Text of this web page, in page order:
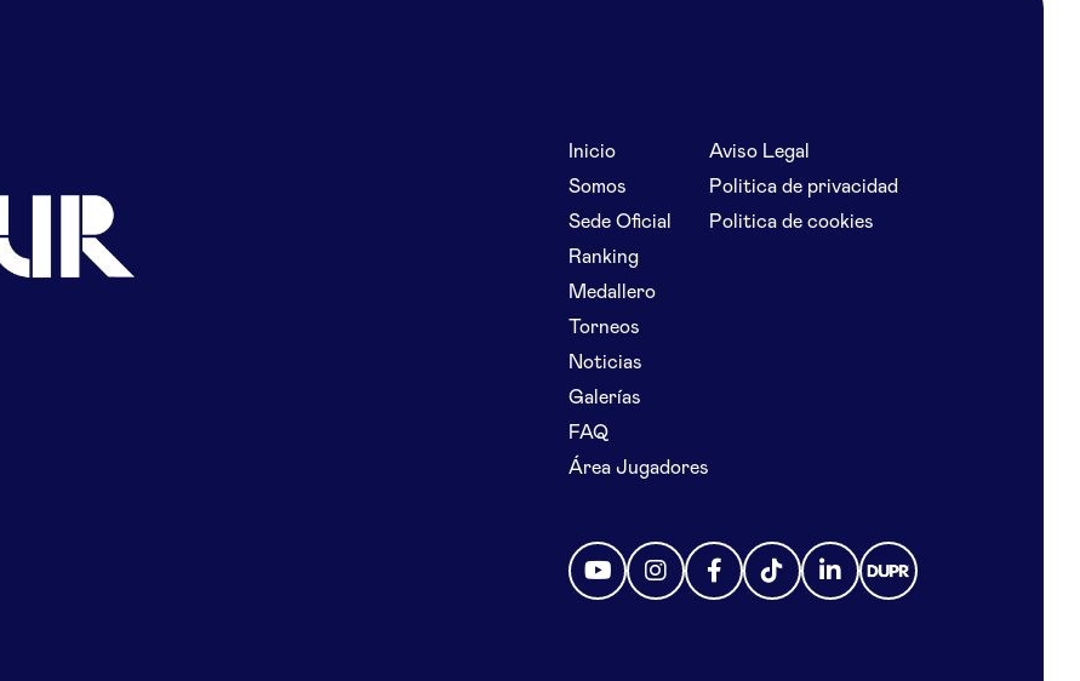
Inicio
Somos
Sede Oficial
Ranking
Medallero
Torneos
Noticias
Galerías
FAQ
Área Jugadores
Aviso Legal
Politica de privacidad
Politica de cookies